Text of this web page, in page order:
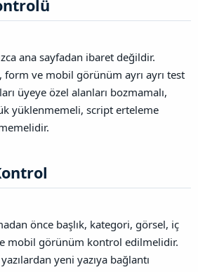
ana sayfadan ibaret değildir.
form ve mobil görünüm ayrı ayrı test
üyeye özel alanları bozmamalı,
yüklenmemeli, script erteleme
önce başlık, kategori, görsel, iç
mobil görünüm kontrol edilmelidir.
yeni yazıya bağlantı